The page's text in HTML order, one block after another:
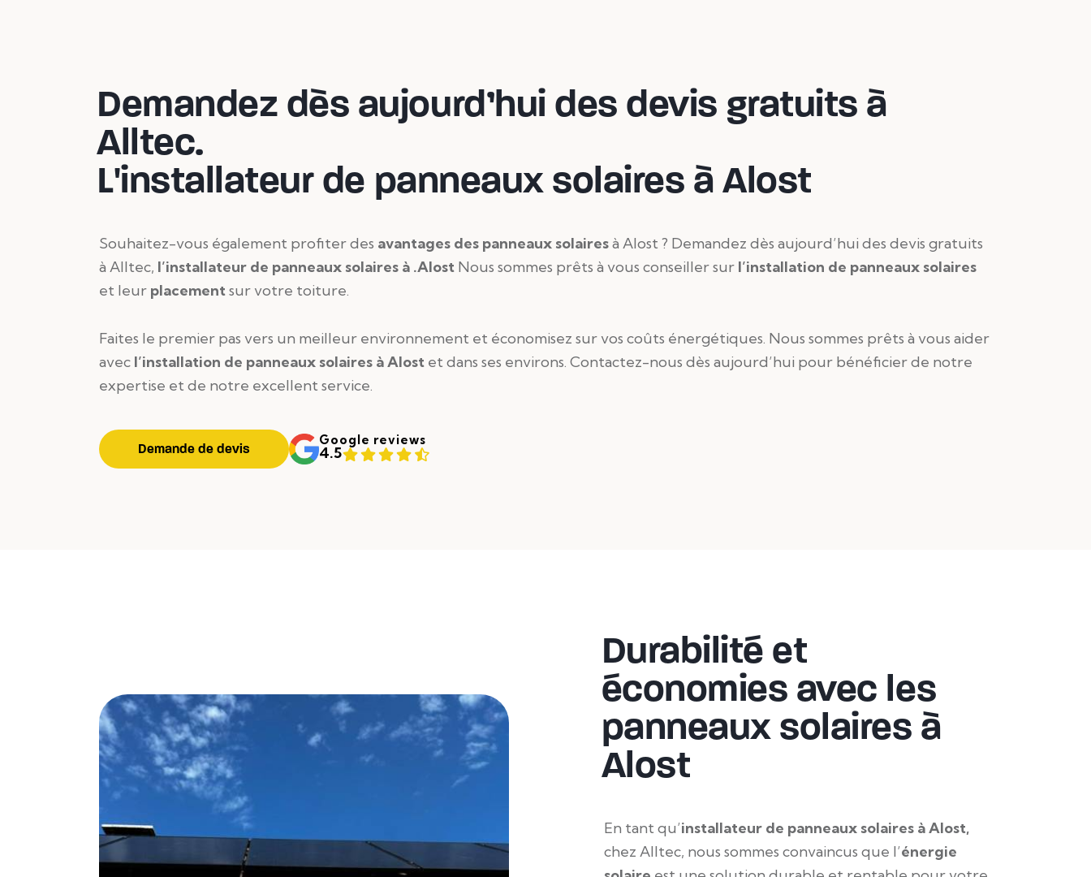
Demandez dès aujourd’hui des devis gratuits à
Alltec.
L'installateur de panneaux solaires à Alost
Souhaitez-vous également profiter des avantages des panneaux solairesà Alost ? Demandez dès aujourd’hui des devis gratuits
à Alltec, l’installateur de panneaux solaires à .Alost Nous sommes prêts à vous conseiller sur l’installation de panneaux solaires
et leur placementsur votre toiture.
Faites le premier pas vers un meilleur environnement et économisez sur vos coûts énergétiques. Nous sommes prêts à vous aider
avec l’installation de panneaux solaires à Alost et dans ses environs. Contactez-nous dès aujourd’hui pour bénéficier de notre
expertise et de notre excellent service.
Demande de devis
Google reviews
4.5
Durabilité et
économies avec les
panneaux solaires à
Alost
En tant qu’installateur de panneaux solaires à Alost,
chez Alltec, nous sommes convaincus que l’énergie